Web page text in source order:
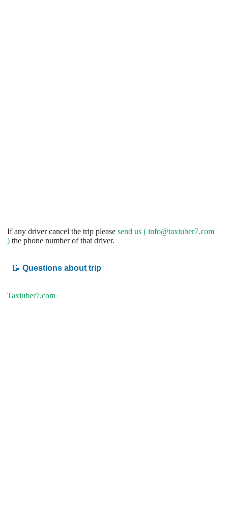
If any driver cancel the trip please send us ( info@taxiuber7.com
) the phone number of that driver.
📝 Questions about trip
Taxiuber7.com